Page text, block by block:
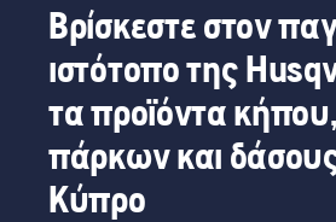
Βρίσκεστε στον
ιστότοπο της
τα προϊόντα
πάρκων και
Κύπρο